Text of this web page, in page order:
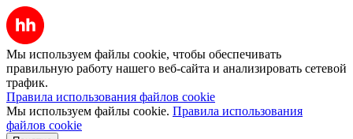
Мы используем файлы cookie, чтобы обеспечивать
правильную работу нашего веб-сайта и анализировать сетевой
трафик.
Правила использования файлов cookie
Мы используем файлы cookie. Правила использования
файлов cookie